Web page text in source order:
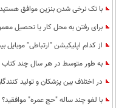
با تک نرخی شدن بنزین موافق
برای رفتن به محل کار یا تحصیل
از کدام اپلیکیشن "ارتباطی" موبایل
به طور متوسط در هر سال چند کتاب
در اختلاف بین پزشکان و تولید
با لغو چند ساله "حج عمره" موافقید؟